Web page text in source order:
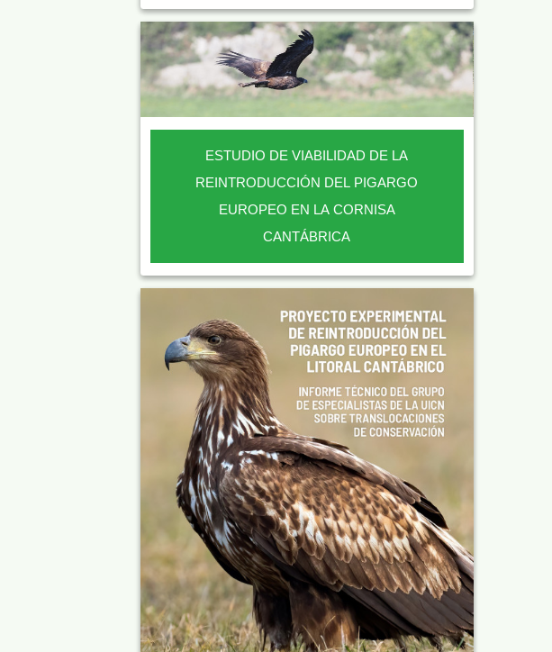
ESTUDIO DE VIABILIDAD DE LA
REINTRODUCCIÓN DEL PIGARGO
EUROPEO EN LA CORNISA
CANTÁBRICA